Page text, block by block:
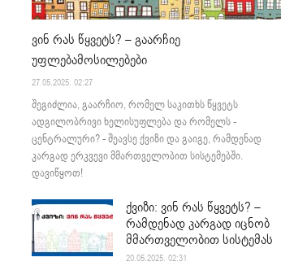
ვინ რას წყვეტს? – გაარჩიე
უფლებამოსილებები
27.05.2025. 02:27
შეგიძლია, გაარჩიო, რომელ საკითხს წყვეტს
ადგილობრივი ხელისუფლება და რომელს -
ცენტრალური? - შეავსე ქვიზი და გაიგე, რამდენად
კარგად ერკვევი მმართველობით სისტემებში.
დავიწყოთ!
ქვიზი: ვინ რას წყვეტს? –
რამდენად კარგად იცნობ
მმართველობით სისტემას
20.05.2025. 02:31